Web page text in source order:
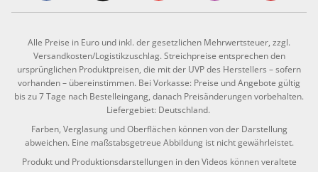
Alle Preise in Euro und inkl. der gesetzlichen Mehrwertsteuer, zzgl.
Versandkosten/Logistikzuschlag. Streichpreise entsprechen den
ursprünglichen Produktpreisen, die mit der UVP des Herstellers – sofern
vorhanden – übereinstimmen. Bei Vorkasse: Preise und Angebote gültig
bis zu 7 Tage nach Bestelleingang, danach Preisänderungen vorbehalten.
Liefergebiet: Deutschland.
Farben, Verglasung und Oberflächen können von der Darstellung
abweichen. Eine maßstabsgetreue Abbildung ist nicht gewährleistet.
Produkt und Produktionsdarstellungen in den Videos können veraltete